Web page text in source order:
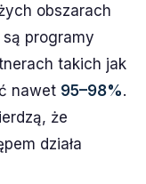
obszarach
programy
takich jak
nawet 95–98%.
że
działa